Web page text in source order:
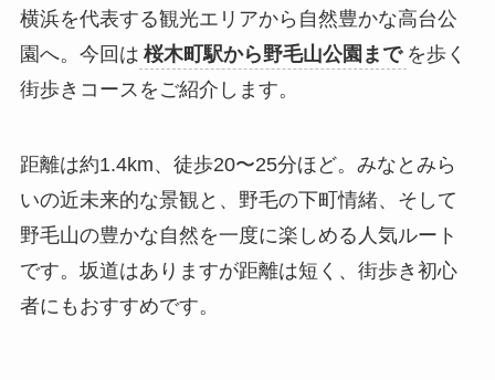
横浜を代表する観光エリアから自然豊かな高台公
園へ。今回は 桜木町駅から野毛山公園まで を歩く
街歩きコースをご紹介します。
距離は約1.4km、徒歩20〜25分ほど。みなとみら
いの近未来的な景観と、野毛の下町情緒、そして
野毛山の豊かな自然を一度に楽しめる人気ルート
です。坂道はありますが距離は短く、街歩き初心
者にもおすすめです。